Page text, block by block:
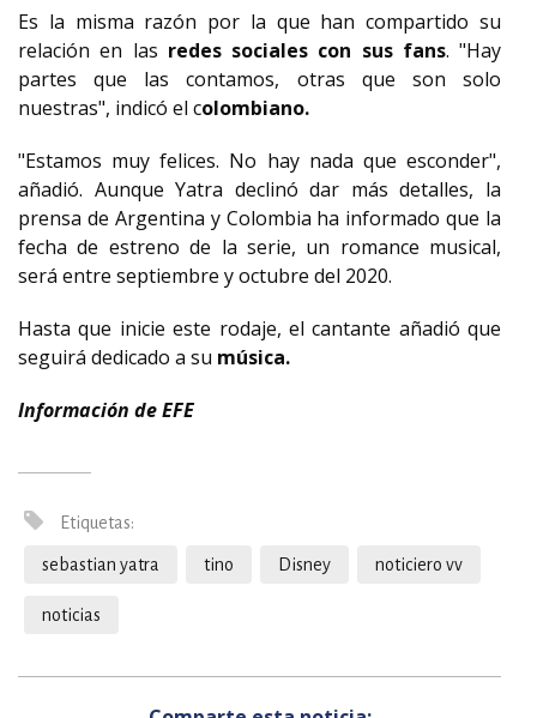
Es la misma razón por la que han compartido su
relación en las redes sociales con sus fans. "Hay
partes que las contamos, otras que son solo
nuestras", indicó el colombiano.
"Estamos muy felices. No hay nada que esconder",
añadió. Aunque Yatra declinó dar más detalles, la
prensa de Argentina y Colombia ha informado que la
fecha de estreno de la serie, un romance musical,
será entre septiembre y octubre del 2020.
Hasta que inicie este rodaje, el cantante añadió que
seguirá dedicado a su música.
Información de EFE
Etiquetas:
sebastian yatra tino Disney noticiero vv
noticias